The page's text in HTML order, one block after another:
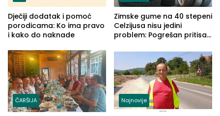
Dječiji dodatak i pomoć
porodicama: Ko ima pravo
i kako do naknade
Zimske gume na 40 stepeni
Celzijusa nisu jedini
problem: Pogrešan pritisak
ČARŠIJA Najnovije